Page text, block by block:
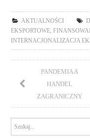
AKTUALNOŚCI
EKSPORTOWE ,
INTERNACJONALIZACJA
PANDEMIA A
HANDEL
ZAGRANICZNY